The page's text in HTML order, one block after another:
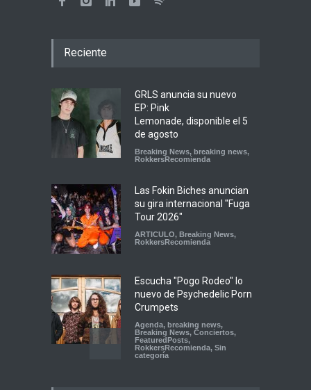
Reciente
GRLS anuncia su nuevo
EP: Pink
Lemonade, disponible el 5
de agosto
Breaking News, breaking news,
RokkersRecomienda
Las Fokin Biches anuncian
su gira internacional "Fuga
Tour 2026"
ARTICULO, Breaking News,
RokkersRecomienda
Escucha "Pogo Rodeo" lo
nuevo de Psychedelic Porn
Crumpets
Agenda, breaking news,
Breaking News, Conciertos,
FeaturedPosts,
RokkersRecomienda, Sin
categoría